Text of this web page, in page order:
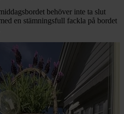
behöver inte ta slut
en stämningsfull fackla på bordet